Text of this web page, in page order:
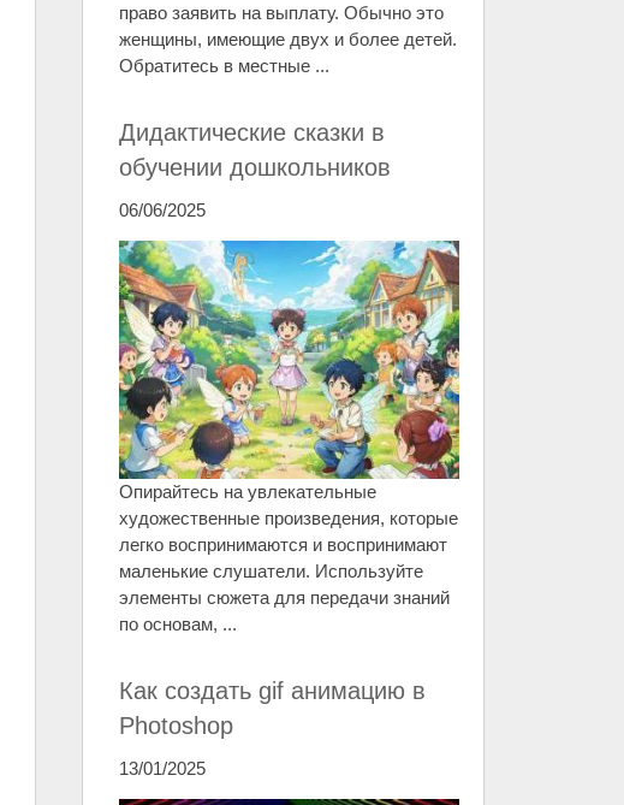
право заявить на выплату. Обычно это
женщины, имеющие двух и более детей.
Обратитесь в местные ...
Дидактические сказки в
обучении дошкольников
06/06/2025
Опирайтесь на увлекательные
художественные произведения, которые
легко воспринимаются и воспринимают
маленькие слушатели. Используйте
элементы сюжета для передачи знаний
по основам, ...
Как создать gif анимацию в
Photoshop
13/01/2025